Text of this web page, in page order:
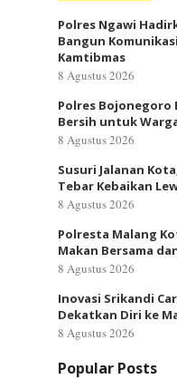
Polres Ngawi
Bangun
Kamtibmas
8 Agustus 2026
Polres Bojonegoro
Bersih untuk
8 Agustus 2026
Susuri Jalanan
Tebar Kebaikan
8 Agustus 2026
Polresta Malang
Makan Bersama
8 Agustus 2026
Inovasi Srikandi
Dekatkan Diri ke
8 Agustus 2026
Popular Posts